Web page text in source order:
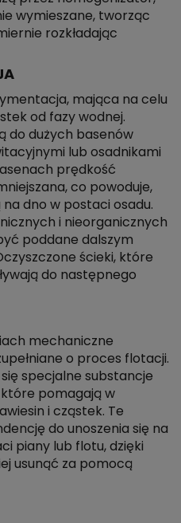
wymieszane, tworząc
rozkładając
mająca na celu
od fazy wodnej.
do dużych basenów
lub osadnikami
prędkość
co powoduje,
dno w postaci osadu.
i nieorganicznych
poddane dalszym
ścieki, które
do następnego
mechaniczne
o proces flotacji.
specjalne substancje
pomagają w
i cząstek. Te
do unoszenia się na
piany lub flotu, dzięki
usunąć za pomocą